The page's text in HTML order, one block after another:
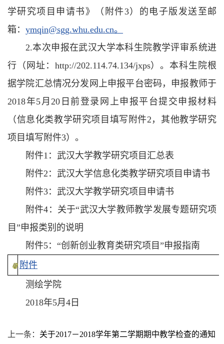
学研究项目申请书》（附件3）的电子版发送至邮
箱： ymqin@sgg.whu.edu.cn。
2.本次申报在武汉大学本科生院教学评审系统进
行（网址：http://202.114.74.134/jxps）。本科生院根
据学院汇总情况分发网上申报平台密码，申报教师于
2018年5月20日前登录网上申报平台提交申报材料
（信息化类教学研究项目填写附件2，其他教学研究
项目填写附件3）。
附件1：武汉大学教学研究项目汇总表
附件2：武汉大学信息化类教学研究项目申请书
附件3：武汉大学教学研究项目申请书
附件4：关于“武汉大学教师教学发展专题研究项
目”申报类别的说明
附件5：“创新创业教育类研究项目”申报指南
附件
测绘学院
2018年5月4日
上一条： 关于2017－2018学年第二学期期中教学检查的通知